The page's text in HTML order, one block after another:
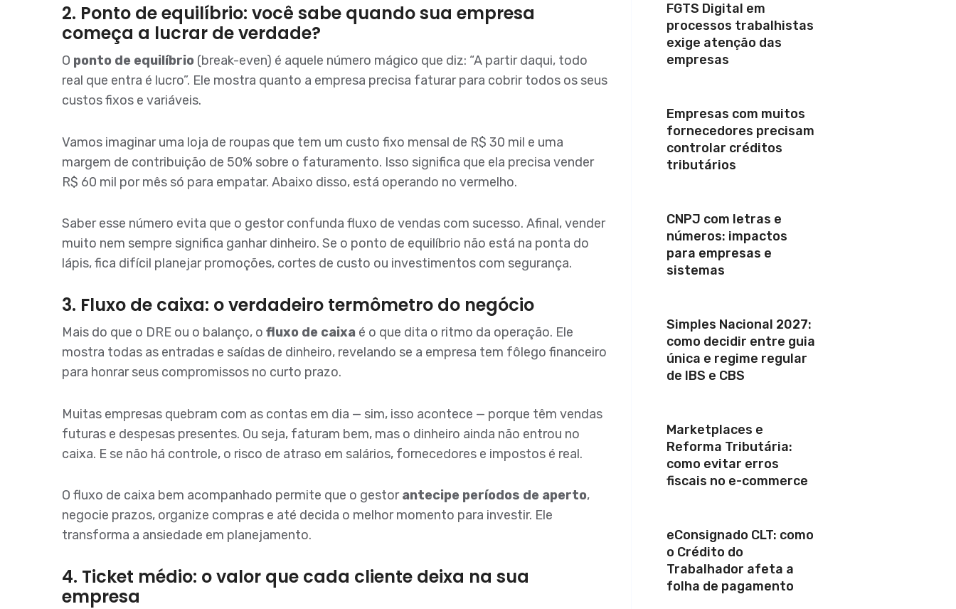
2. Ponto de equilíbrio: você sabe quando sua empresa
começa a lucrar de verdade?
O ponto de equilíbrio (break-even) é aquele número mágico que diz: “A partir daqui, todo
real que entra é lucro”. Ele mostra quanto a empresa precisa faturar para cobrir todos os seus
custos fixos e variáveis.
Vamos imaginar uma loja de roupas que tem um custo fixo mensal de R$ 30 mil e uma
margem de contribuição de 50% sobre o faturamento. Isso significa que ela precisa vender
R$ 60 mil por mês só para empatar. Abaixo disso, está operando no vermelho.
Saber esse número evita que o gestor confunda fluxo de vendas com sucesso. Afinal, vender
muito nem sempre significa ganhar dinheiro. Se o ponto de equilíbrio não está na ponta do
lápis, fica difícil planejar promoções, cortes de custo ou investimentos com segurança.
3. Fluxo de caixa: o verdadeiro termômetro do negócio
Mais do que o DRE ou o balanço, o fluxo de caixa é o que dita o ritmo da operação. Ele
mostra todas as entradas e saídas de dinheiro, revelando se a empresa tem fôlego financeiro
para honrar seus compromissos no curto prazo.
Muitas empresas quebram com as contas em dia — sim, isso acontece — porque têm vendas
futuras e despesas presentes. Ou seja, faturam bem, mas o dinheiro ainda não entrou no
caixa. E se não há controle, o risco de atraso em salários, fornecedores e impostos é real.
O fluxo de caixa bem acompanhado permite que o gestorantecipe períodos de aperto,
negocie prazos, organize compras e até decida o melhor momento para investir. Ele
transforma a ansiedade em planejamento.
4. Ticket médio: o valor que cada cliente deixa na sua
empresa
FGTS Digital em
processos trabalhistas
exige atenção das
empresas
Empresas com muitos
fornecedores precisam
controlar créditos
tributários
CNPJ com letras e
números: impactos
para empresas e
sistemas
Simples Nacional 2027:
como decidir entre guia
única e regime regular
de IBS e CBS
Marketplaces e
Reforma Tributária:
como evitar erros
fiscais no e-commerce
eConsignado CLT: como
o Crédito do
Trabalhador afeta a
folha de pagamento